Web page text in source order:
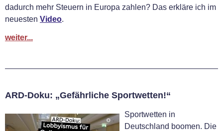
dadurch mehr Steuern in Europa zahlen? Das erkläre ich im
neuesten Video.
weiter...
ARD-Doku: „Gefährliche Sportwetten!“
Sportwetten in
Deutschland boomen. Die